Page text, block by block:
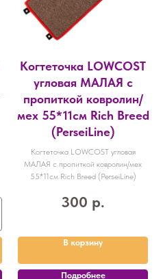
Когтеточка LOWCOST
угловая МАЛАЯ с
пропиткой ковролин/
мех 55*11см Rich Breed
(PerseiLine)
Когтеточка LOWCOST угловая
МАЛАЯ с пропиткой ковролин/мех
55*11см Rich Breed (PerseiLine)
300 р.
В корзину
Подробнее